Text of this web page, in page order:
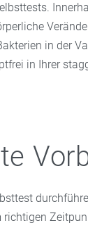
in der
in Ihrer
richtigen